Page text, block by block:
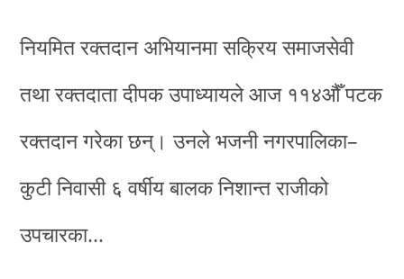
नियमित रक्तदान अभियानमा सक्रिय समाजसेवी
तथा रक्तदाता दीपक उपाध्यायले आज ११४औँ पटक
रक्तदान गरेका छन्। उनले भजनी नगरपालिका–
कुटी निवासी ६ वर्षीय बालक निशान्त राजीको
उपचारका…